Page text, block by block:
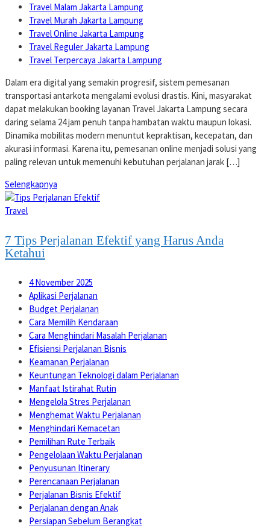
Travel Malam Jakarta Lampung
Travel Murah Jakarta Lampung
Travel Online Jakarta Lampung
Travel Reguler Jakarta Lampung
Travel Terpercaya Jakarta Lampung
Dalam era digital yang semakin progresif, sistem pemesanan
transportasi antarkota mengalami evolusi drastis. Kini, masyarakat
dapat melakukan booking layanan Travel Jakarta Lampung secara
daring selama 24 jam penuh tanpa hambatan waktu maupun lokasi.
Dinamika mobilitas modern menuntut kepraktisan, kecepatan, dan
akurasi informasi. Karena itu, pemesanan online menjadi solusi yang
paling relevan untuk memenuhi kebutuhan perjalanan jarak […]
Selengkapnya
Travel
7 Tips Perjalanan Efektif yang Harus Anda
Ketahui
4 November 2025
Aplikasi Perjalanan
Budget Perjalanan
Cara Memilih Kendaraan
Cara Menghindari Masalah Perjalanan
Efisiensi Perjalanan Bisnis
Keamanan Perjalanan
Keuntungan Teknologi dalam Perjalanan
Manfaat Istirahat Rutin
Mengelola Stres Perjalanan
Menghemat Waktu Perjalanan
Menghindari Kemacetan
Pemilihan Rute Terbaik
Pengelolaan Waktu Perjalanan
Penyusunan Itinerary
Perencanaan Perjalanan
Perjalanan Bisnis Efektif
Perjalanan dengan Anak
Persiapan Sebelum Berangkat